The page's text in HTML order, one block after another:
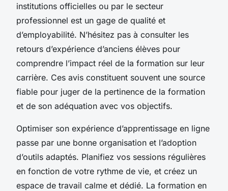
institutions officielles ou par le secteur
professionnel est un gage de qualité et
d’employabilité. N’hésitez pas à consulter les
retours d’expérience d’anciens élèves pour
comprendre l’impact réel de la formation sur leur
carrière. Ces avis constituent souvent une source
fiable pour juger de la pertinence de la formation
et de son adéquation avec vos objectifs.
Optimiser son expérience d’apprentissage en ligne
passe par une bonne organisation et l’adoption
d’outils adaptés. Planifiez vos sessions régulières
en fonction de votre rythme de vie, et créez un
espace de travail calme et dédié. La formation en